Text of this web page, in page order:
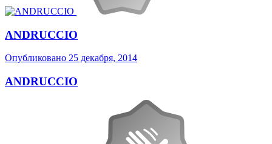
ANDRUCCIO
Опубликовано 25 декабря, 2014
ANDRUCCIO